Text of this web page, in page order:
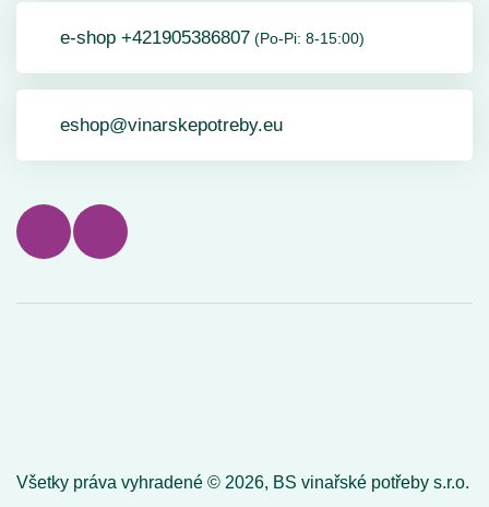
e-shop +421905386807 (Po-Pi: 8-15:00)
eshop@vinarskepotreby.eu
Všetky práva vyhradené © 2026, BS vinařské potřeby s.r.o.